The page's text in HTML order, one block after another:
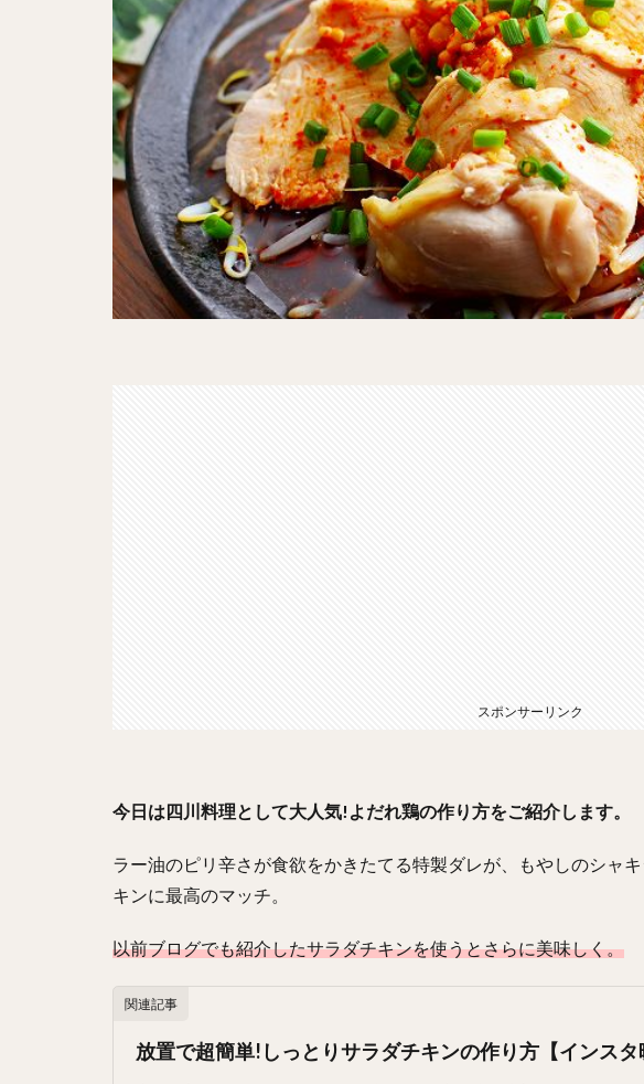
スポンサーリンク
今日は四川料理として大人気!よだれ鶏の作り方をご紹介します。
ラー油のピリ辛さが食欲をかきたてる特製ダレが、もやしのシャ
キンに最高のマッチ。
以前ブログでも紹介したサラダチキンを使うとさらに美味しく。
関連記事
放置で超簡単!しっとりサラダチキンの作り方【インスタ